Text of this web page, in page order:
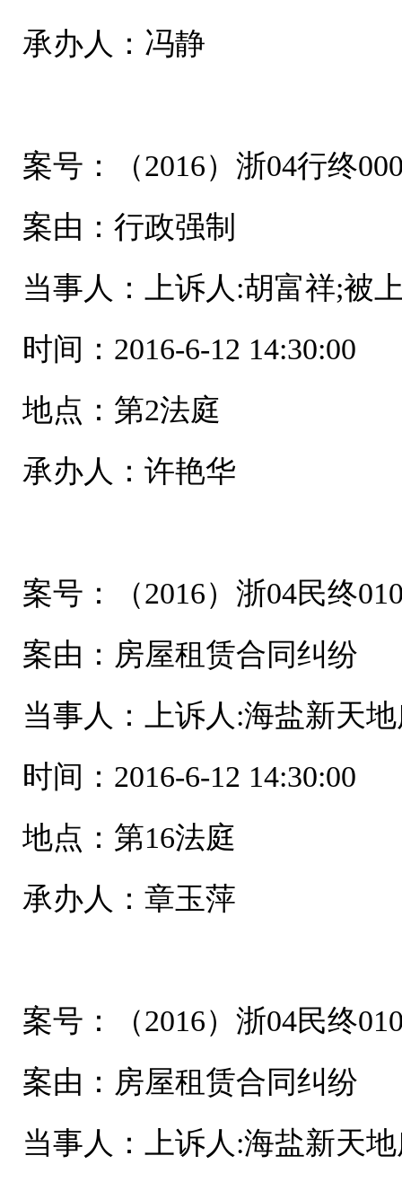
承办人：冯静
案号：（2016）浙04行终
案由：行政强制
当事人：上诉人:胡富祥;被
时间：2016-6-12 14:30:00
地点：第2法庭
承办人：许艳华
案号：（2016）浙04民终
案由：房屋租赁合同纠纷
当事人：上诉人:海盐新天
时间：2016-6-12 14:30:00
地点：第16法庭
承办人：章玉萍
案号：（2016）浙04民终
案由：房屋租赁合同纠纷
当事人：上诉人:海盐新天